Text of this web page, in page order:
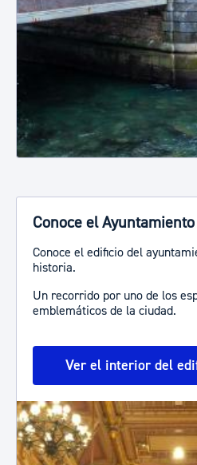
Conoce el Ayuntamiento
Conoce el edificio del
historia.
Un recorrido por uno de los
emblemáticos de la ciudad.
Ver el interior del